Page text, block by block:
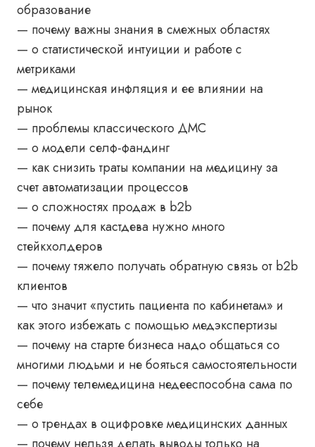
образование
— почему важны знания в смежных областях
— о статистической интуиции и работе с
метриками
— медицинская инфляция и ее влиянии на
рынок
— проблемы классического ДМС
— о модели селф-фандинг
— как снизить траты компании на медицину за
счет автоматизации процессов
— о сложностях продаж в b2b
— почему для кастдева нужно много
стейкхолдеров
— почему тяжело получать обратную связь от b2b
клиентов
— что значит «пустить пациента по кабинетам» и
как этого избежать с помощью медэкспертизы
— почему на старте бизнеса надо общаться со
многими людьми и не бояться самостоятельности
— почему телемедицина недееспособна сама по
себе
— о трендах в оцифровке медицинских данных